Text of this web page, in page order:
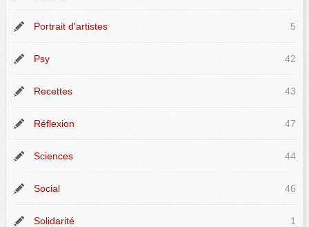
Portrait d'artistes 5
Psy 42
Recettes 43
Réflexion 47
Sciences 44
Social 46
Solidarité 1